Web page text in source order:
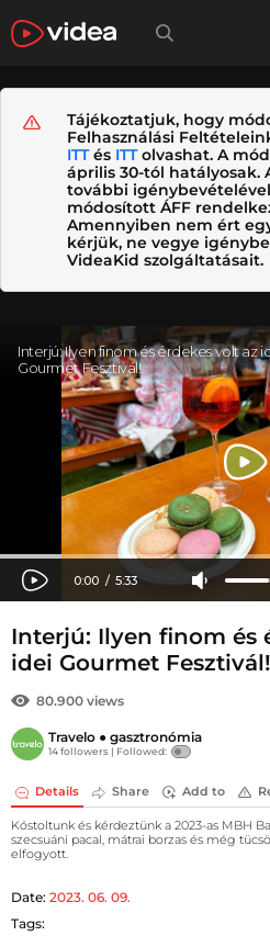
Tájékoztatjuk, hogy
Felhasználási
ITTés ITTolvashat. A
április 30-tól hatályosak.
további
módosított ÁFF
Amennyiben nem ért
kérjük, ne vegye
VideaKid szolgáltatásait.
Interjú: Ilyen finom és
idei Gourmet Fesztivál!
80.900 views
Travelo ● gasztronómia
14 followers | Followed:
Details Share Add to
Kóstoltunk és kérdeztünk a 2023-as MBH
szecsuáni pacal, mátrai borzas és még
elfogyott.
Date: 2023. 06. 09.
Tags: